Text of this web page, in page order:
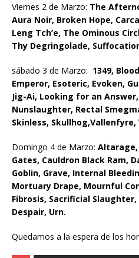
Viernes 2 de Marzo: The
Aura Noir, Broken Hope,
Leng Tch’e, The Ominous
Thy Degringolade,
sábado 3 de Marzo: 1349,
Emperor, Esoteric, Evoken,
Jig-Ai, Looking for an
Nunslaughter, Rectal
Skinless,
Domingo 4 de Marzo:
Gates, Cauldron Black Ram,
Goblin, Grave, Internal
Mortuary Drape, Mournful
Fibrosis, Sacrificial
Despair, Urn.
Quedamos a la espera de los